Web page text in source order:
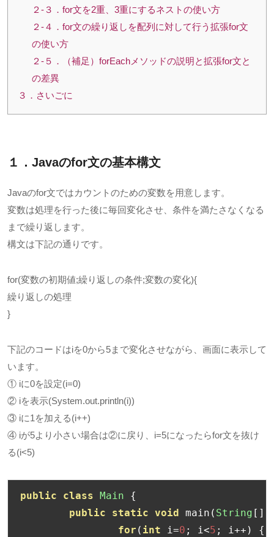
２-３．for文を2重、3重にするネストの使い方
２-４．for文の繰り返しを配列に対して行う拡張for文
の使い方
２-５．（補足）forEachメソッドの説明と拡張for文と
の差異
３．さいごに
１．Javaのfor文の基本構文
Javaのfor文ではカウントのための変数を用意します。
変数は処理を行った後に毎回変化させ、条件を満たさなくなる
まで繰り返します。
構文は下記の通りです。
for(変数の初期値;繰り返しの条件;変数の変化){
繰り返しの処理
}
下記のコードはiを0から5まで変化させながら、画面に表示して
います。
① iに0を設定(i=0)
② iを表示(System.out.println(i))
③ iに1を加える(i++)
④ iが5より小さい場合は②に戻り、i=5になったらfor文を抜け
る(i<5)
public class Main
{
public
static void main ( String []
for ( int i=0 ; i<5 ; i++)
{